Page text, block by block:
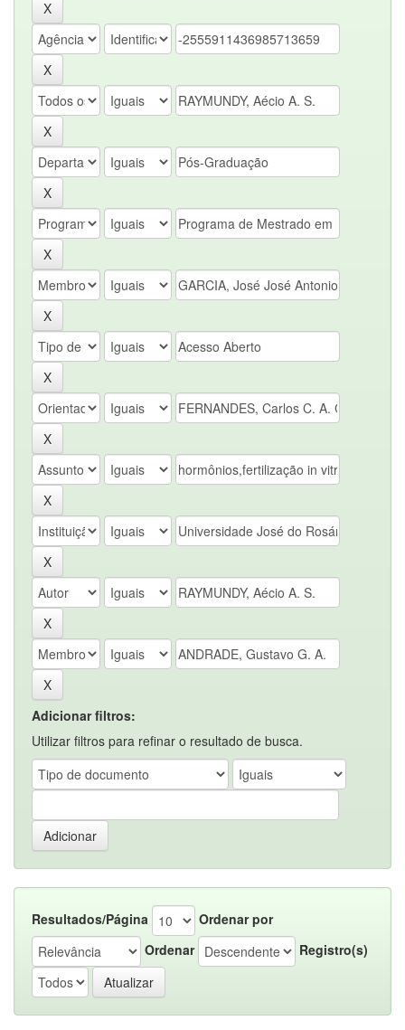
Adicionar filtros:
Utilizar filtros para refinar o resultado de busca.
Resultados/Página
Ordenar por
Ordenar
Registro(s)